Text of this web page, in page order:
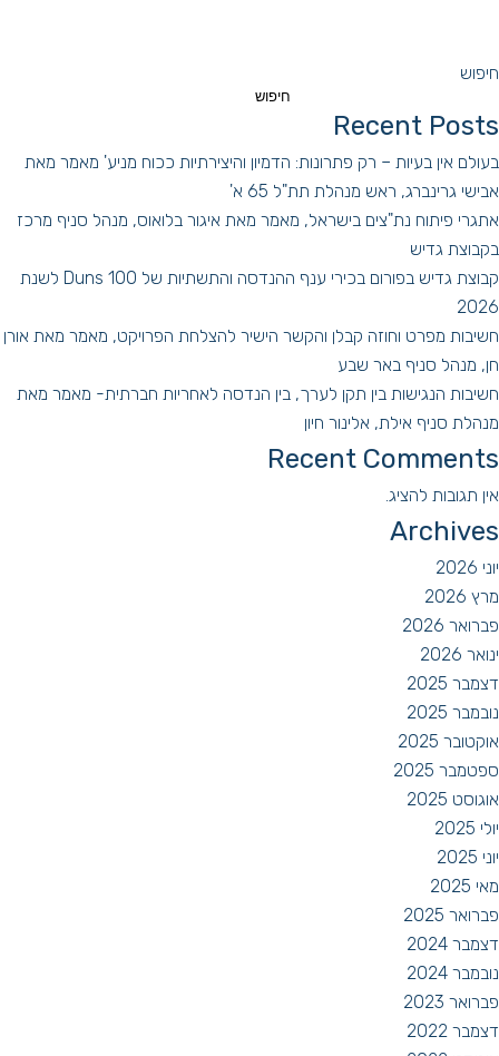
חיפוש
חיפוש
Recent Posts
בעולם אין בעיות – רק פתרונות: הדמיון והיצירתיות ככוח מניע' מאמר מאת
אבישי גרינברג, ראש מנהלת תת"ל 65 א'
אתגרי פיתוח נת"צים בישראל, מאמר מאת איגור בלואוס, מנהל סניף מרכז
בקבוצת גדיש
קבוצת גדיש בפורום בכירי ענף ההנדסה והתשתיות של Duns 100 לשנת
2026
חשיבות מפרט וחוזה קבלן והקשר הישיר להצלחת הפרויקט, מאמר מאת אורן
חן, מנהל סניף באר שבע
חשיבות הנגישות בין תקן לערך, בין הנדסה לאחריות חברתית- מאמר מאת
מנהלת סניף אילת, אלינור חיון
Recent Comments
אין תגובות להציג.
Archives
יוני 2026
מרץ 2026
פברואר 2026
ינואר 2026
דצמבר 2025
נובמבר 2025
אוקטובר 2025
ספטמבר 2025
אוגוסט 2025
יולי 2025
יוני 2025
מאי 2025
פברואר 2025
דצמבר 2024
נובמבר 2024
פברואר 2023
דצמבר 2022